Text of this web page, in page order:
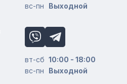
вс-пн
Выходной
вт-сб 10:00 - 18:00
вс-пн
Выходной